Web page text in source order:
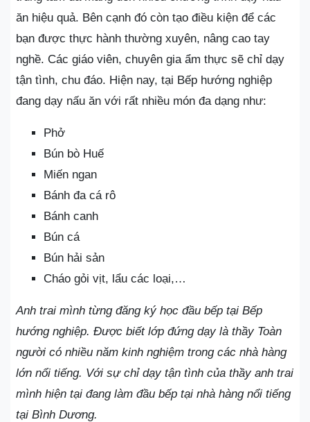
ăn hiệu quả. Bên cạnh đó còn tạo điều kiện để các
bạn được thực hành thường xuyên, nâng cao tay
nghề. Các giáo viên, chuyên gia ẩm thực sẽ chỉ dạy
tận tình, chu đáo. Hiện nay, tại Bếp hướng nghiệp
đang dạy nấu ăn với rất nhiều món đa dạng như:
Phở
Bún bò Huế
Miến ngan
Bánh đa cá rô
Bánh canh
Bún cá
Bún hải sản
Cháo gỏi vịt, lẩu các loại,…
Anh trai mình từng đăng ký học đầu bếp tại Bếp
hướng nghiệp. Được biết lớp đứng dạy là thầy Toàn
người có nhiều năm kinh nghiệm trong các nhà hàng
lớn nổi tiếng. Với sự chỉ dạy tận tình của thầy anh trai
mình hiện tại đang làm đầu bếp tại nhà hàng nổi tiếng
tại Bình Dương.